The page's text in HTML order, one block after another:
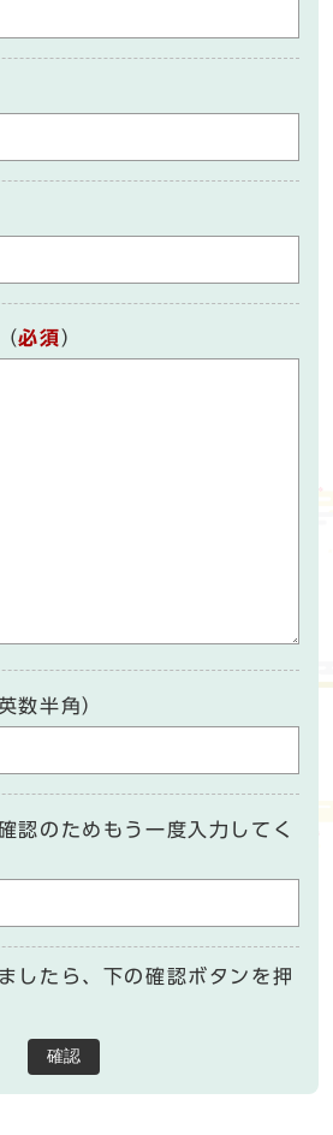
（必須）
数半角）
認のためもう一度入力してく
したら、下の確認ボタンを押
確認